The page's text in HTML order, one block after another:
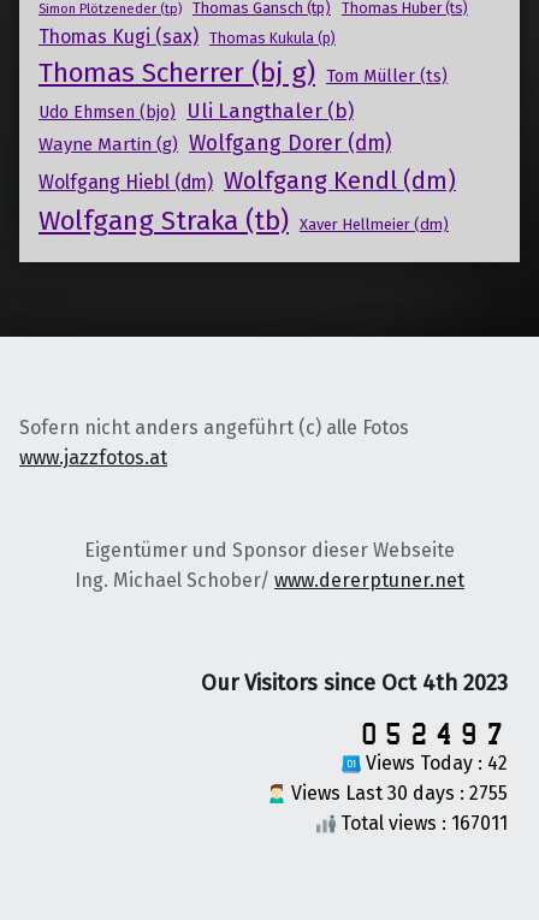
Simon Plötzeneder (tp) Thomas Gansch (tp) Thomas Huber (ts)
Thomas Kugi (sax) Thomas Kukula (p)
Thomas Scherrer (bj g) Tom Müller (ts)
Udo Ehmsen (bjo)
Uli Langthaler (b)
Wayne Martin (g) Wolfgang Dorer (dm)
Wolfgang Hiebl (dm) Wolfgang Kendl (dm)
Wolfgang Straka (tb) Xaver Hellmeier (dm)
Sofern nicht anders angeführt (c) alle Fotos
www.jazzfotos.at
Eigentümer und Sponsor dieser Webseite
Ing. Michael Schober/ www.dererptuner.net
Our Visitors since Oct 4th 2023
Views Today : 42
Views Last 30 days : 2755
Total views : 167011